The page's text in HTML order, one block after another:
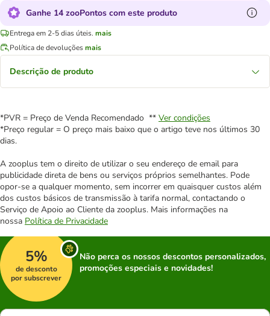
Ganhe 14 zooPontos com este produto
Entrega em 2-5 dias úteis. mais
Política de devoluçõesmais
Descrição de produto
*PVR = Preço de Venda Recomendado ** Ver condições
*Preço regular = O preço mais baixo que o artigo teve nos últimos 30
dias.
A zooplus tem o direito de utilizar o seu endereço de email para
publicidade direta de bens ou serviços próprios semelhantes. Pode
opor-se a qualquer momento, sem incorrer em quaisquer custos além
dos custos básicos de transmissão à tarifa normal, contactando o
Serviço de Apoio ao Cliente da zooplus. Mais informações na
nossa Política de Privacidade
5%
de desconto
por subscrever
Não perca os nossos descontos personalizados,
promoções especiais e novidades!